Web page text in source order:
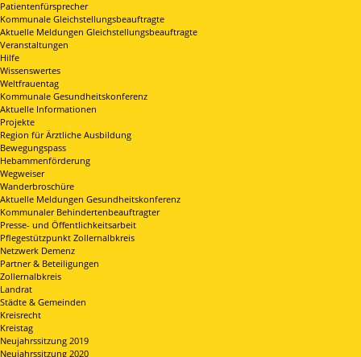
Patientenfürsprecher
Kommunale Gleichstellungsbeauftragte
Aktuelle Meldungen Gleichstellungsbeauftragte
Veranstaltungen
Hilfe
Wissenswertes
Weltfrauentag
Kommunale Gesundheitskonferenz
Aktuelle Informationen
Projekte
Region für Ärztliche Ausbildung
Bewegungspass
Hebammenförderung
Wegweiser
Wanderbroschüre
Aktuelle Meldungen Gesundheitskonferenz
Kommunaler Behindertenbeauftragter
Presse- und Öffentlichkeitsarbeit
Pflegestützpunkt Zollernalbkreis
Netzwerk Demenz
Partner & Beteiligungen
Zollernalbkreis
Landrat
Städte & Gemeinden
Kreisrecht
Kreistag
Neujahrssitzung 2019
Neujahrssitzung 2020